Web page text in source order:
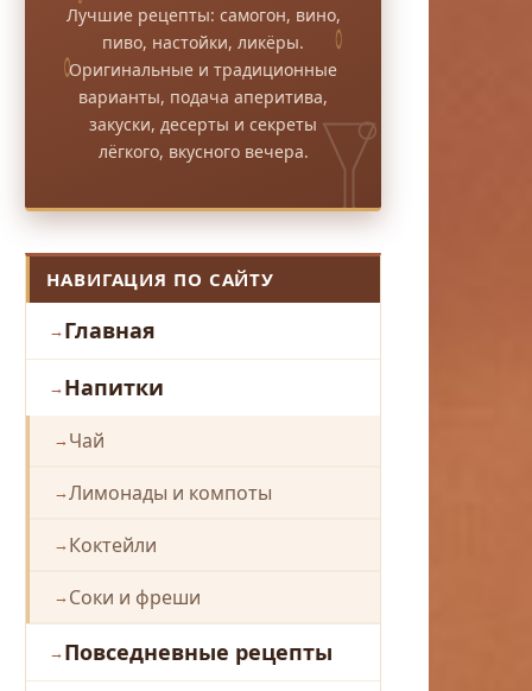
Лучшие рецепты: самогон, вино,
пиво, настойки, ликёры.
Оригинальные и традиционные
варианты, подача аперитива,
закуски, десерты и секреты
лёгкого, вкусного вечера.
НАВИГАЦИЯ ПО САЙТУ
Главная
Напитки
Чай
Лимонады и компоты
Коктейли
Соки и фреши
Повседневные рецепты